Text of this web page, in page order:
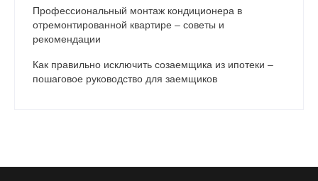
Профессиональный монтаж кондиционера в
отремонтированной квартире – советы и
рекомендации
Как правильно исключить созаемщика из ипотеки –
пошаговое руководство для заемщиков